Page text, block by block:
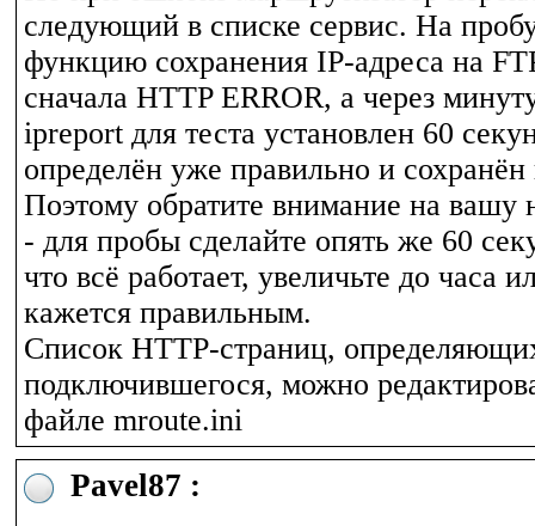
следующий в списке сервис. На
функцию сохранения IP-адреса на
сначала HTTP ERROR, а через
ipreport для теста установлен 60
определён уже правильно и сохранён
Поэтому обратите внимание на вашу
- для пробы сделайте опять же 60
что всё работает, увеличьте до часа
кажется правильным.
Список HTTP-страниц,
подключившегося, можно
файле mroute.ini
Pavel87 :